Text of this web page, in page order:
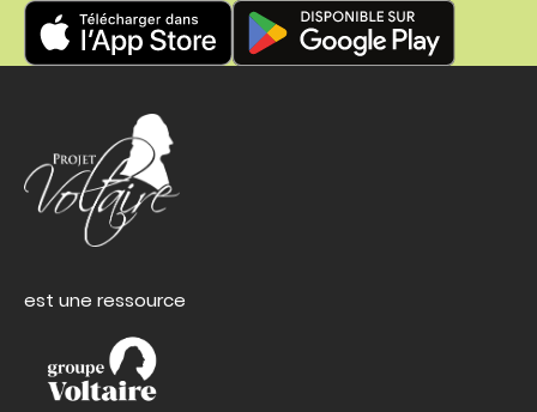
est une ressource